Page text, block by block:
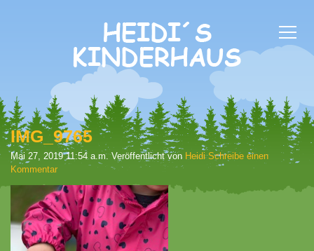
IMG_9765
Mai 27, 2019 11:54 a.m. Veröffentlicht von Heidi Schreibe einen
Kommentar